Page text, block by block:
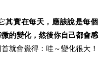
其實在每天，應該說是每個
的變化，然後你自己都會感
就會覺得：哇～變化很大！